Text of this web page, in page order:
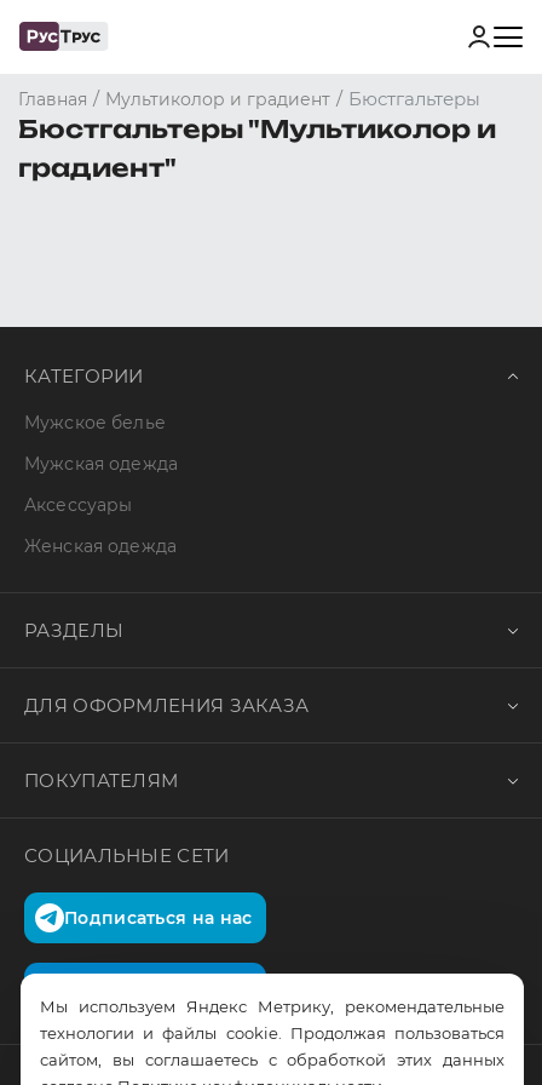
Главная / Мультиколор и градиент / Бюстгальтеры
Бюстгальтеры "Мультиколор и
градиент"
КАТЕГОРИИ
Мужское белье
Мужская одежда
Аксессуары
Женская одежда
РАЗДЕЛЫ
ДЛЯ ОФОРМЛЕНИЯ ЗАКАЗА
ПОКУПАТЕЛЯМ
СОЦИАЛЬНЫЕ СЕТИ
Подписаться на нас
Мы используем Яндекс Метрику, рекомендательные
технологии и файлы cookie. Продолжая пользоваться
сайтом, вы соглашаетесь с обработкой этих данных